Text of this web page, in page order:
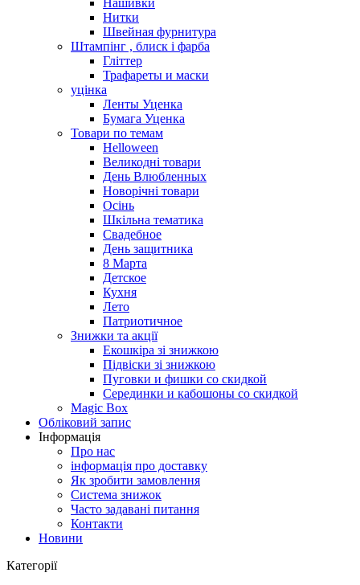
Нашивки
Нитки
Швейная фурнитура
Штампінг , блиск і фарба
Гліттер
Трафареты и маски
уцінка
Ленты Уценка
Бумага Уценка
Товари по темам
Helloween
Великодні товари
День Влюбленных
Новорічні товари
Осінь
Шкільна тематика
Свадебное
День защитника
8 Марта
Детское
Кухня
Лето
Патриотичное
Знижки та акції
Екошкіра зі знижкою
Підвіски зі знижкою
Пуговки и фишки со скидкой
Серединки и кабошоны со скидкой
Magic Box
Обліковий запис
Інформація
Про нас
інформація про доставку
Як зробити замовлення
Система знижок
Часто задавані питання
Контакти
Новини
Категорії